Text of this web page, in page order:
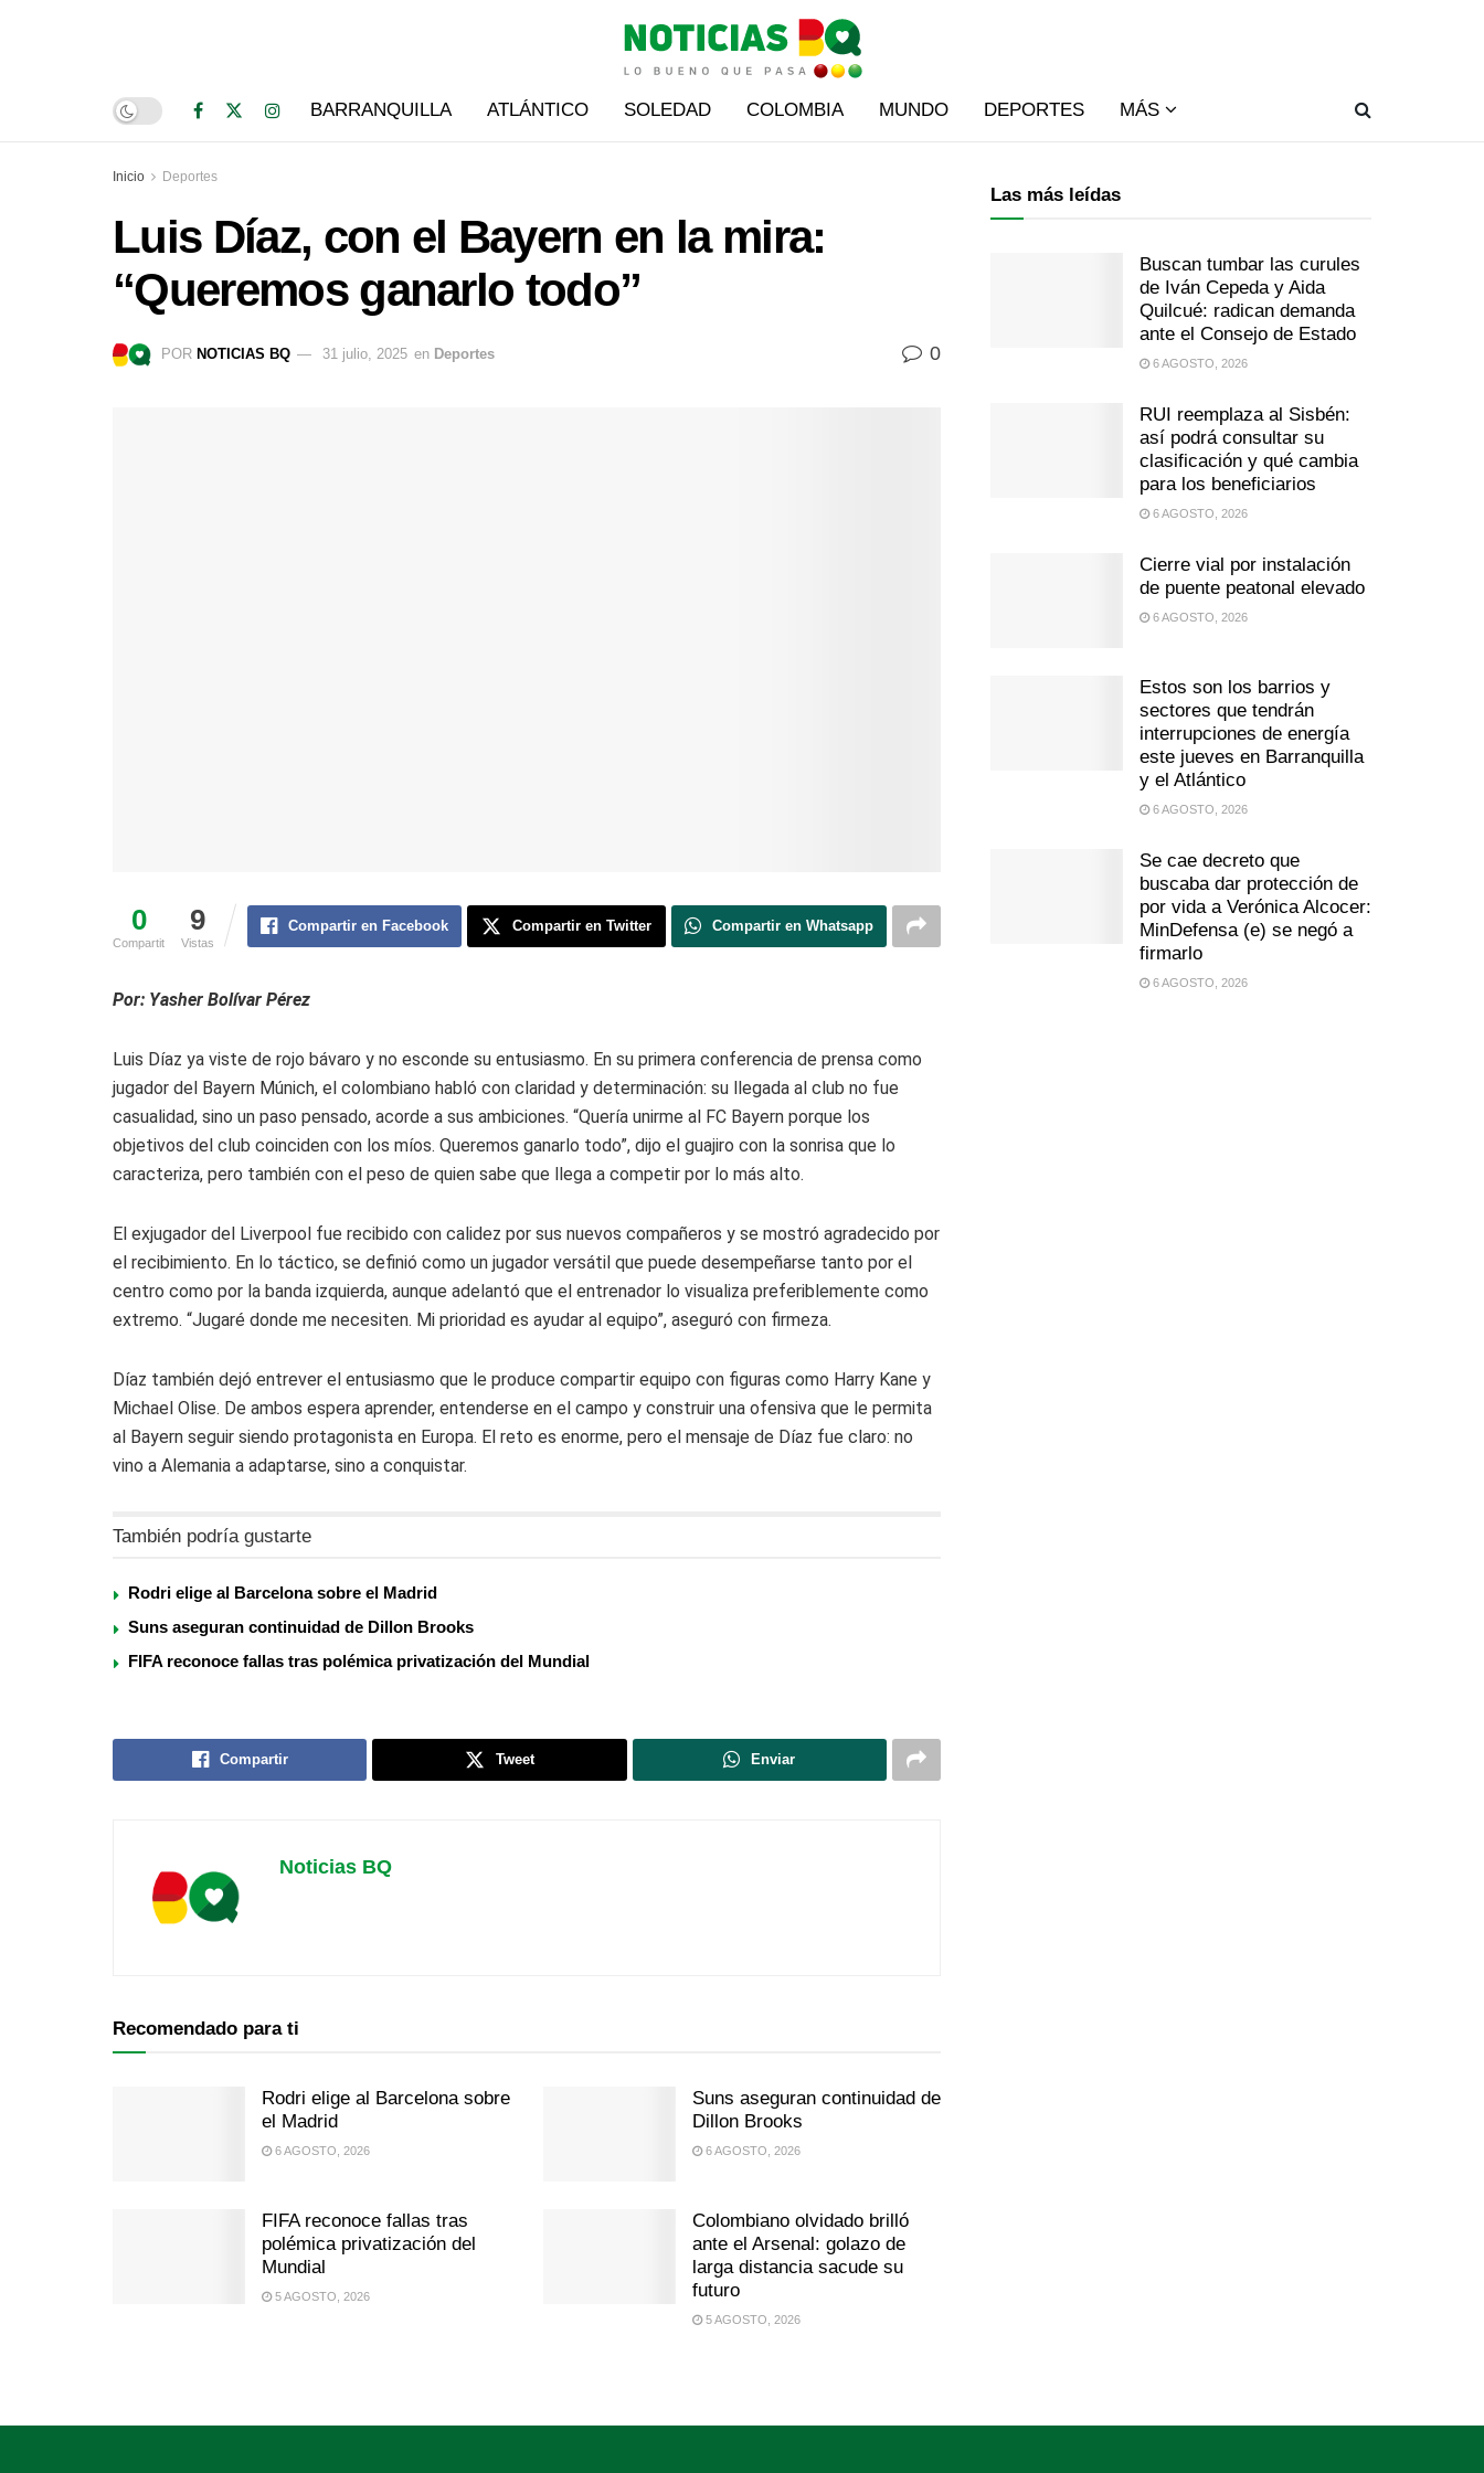
BARRANQUILLA ATLÁNTICO SOLEDAD COLOMBIA MUNDO DEPORTES MÁS
Inicio Deportes
Luis Díaz, con el Bayern en la mira:
“Queremos ganarlo todo”
POR NOTICIAS BQ 31 julio, 2025 en Deportes 0
0
Compartit
9
Vistas
Compartir en Facebook Compartir en Twitter Compartir en Whatsapp
Por: Yasher Bolívar Pérez
Luis Díaz ya viste de rojo bávaro y no esconde su entusiasmo. En su primera conferencia de prensa como
jugador del Bayern Múnich, el colombiano habló con claridad y determinación: su llegada al club no fue
casualidad, sino un paso pensado, acorde a sus ambiciones. “Quería unirme al FC Bayern porque los
objetivos del club coinciden con los míos. Queremos ganarlo todo”, dijo el guajiro con la sonrisa que lo
caracteriza, pero también con el peso de quien sabe que llega a competir por lo más alto.
El exjugador del Liverpool fue recibido con calidez por sus nuevos compañeros y se mostró agradecido por
el recibimiento. En lo táctico, se definió como un jugador versátil que puede desempeñarse tanto por el
centro como por la banda izquierda, aunque adelantó que el entrenador lo visualiza preferiblemente como
extremo. “Jugaré donde me necesiten. Mi prioridad es ayudar al equipo”, aseguró con firmeza.
Díaz también dejó entrever el entusiasmo que le produce compartir equipo con figuras como Harry Kane y
Michael Olise. De ambos espera aprender, entenderse en el campo y construir una ofensiva que le permita
al Bayern seguir siendo protagonista en Europa. El reto es enorme, pero el mensaje de Díaz fue claro: no
vino a Alemania a adaptarse, sino a conquistar.
También podría gustarte
Rodri elige al Barcelona sobre el Madrid
Suns aseguran continuidad de Dillon Brooks
FIFA reconoce fallas tras polémica privatización del Mundial
Compartir Tweet Enviar
Noticias BQ
Recomendado para ti
Rodri elige al Barcelona sobre
el Madrid
6 AGOSTO, 2026
Suns aseguran continuidad de
Dillon Brooks
6 AGOSTO, 2026
FIFA reconoce fallas tras
polémica privatización del
Mundial
5 AGOSTO, 2026
Colombiano olvidado brilló
ante el Arsenal: golazo de
larga distancia sacude su
futuro
5 AGOSTO, 2026
Las más leídas
Buscan tumbar las curules
de Iván Cepeda y Aida
Quilcué: radican demanda
ante el Consejo de Estado
6 AGOSTO, 2026
RUI reemplaza al Sisbén:
así podrá consultar su
clasificación y qué cambia
para los beneficiarios
6 AGOSTO, 2026
Cierre vial por instalación
de puente peatonal elevado
6 AGOSTO, 2026
Estos son los barrios y
sectores que tendrán
interrupciones de energía
este jueves en Barranquilla
y el Atlántico
6 AGOSTO, 2026
Se cae decreto que
buscaba dar protección de
por vida a Verónica Alcocer:
MinDefensa (e) se negó a
firmarlo
6 AGOSTO, 2026